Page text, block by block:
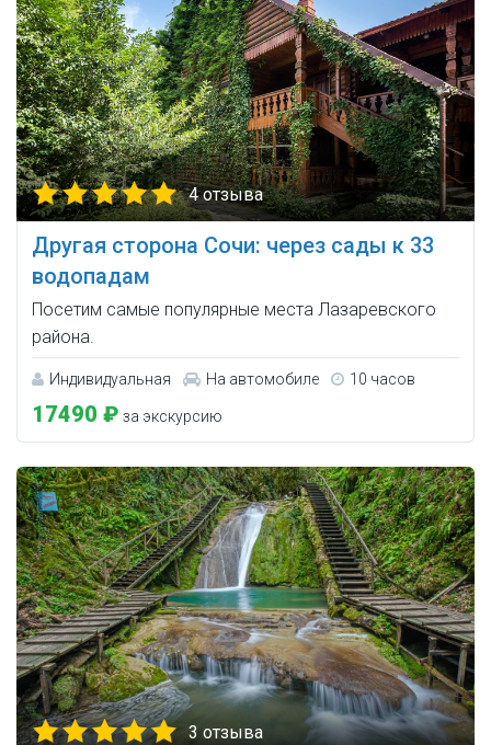
4 отзыва
Другая сторона Сочи: через сады к 33
водопадам
Посетим самые популярные места Лазаревского
района.
Индивидуальная На автомобиле 10 часов
17490 ₽ за экскурсию
3 отзыва